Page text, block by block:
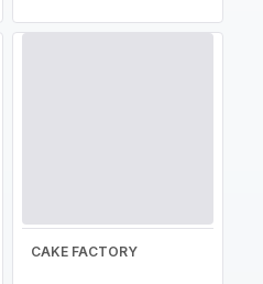
CAKE FACTORY